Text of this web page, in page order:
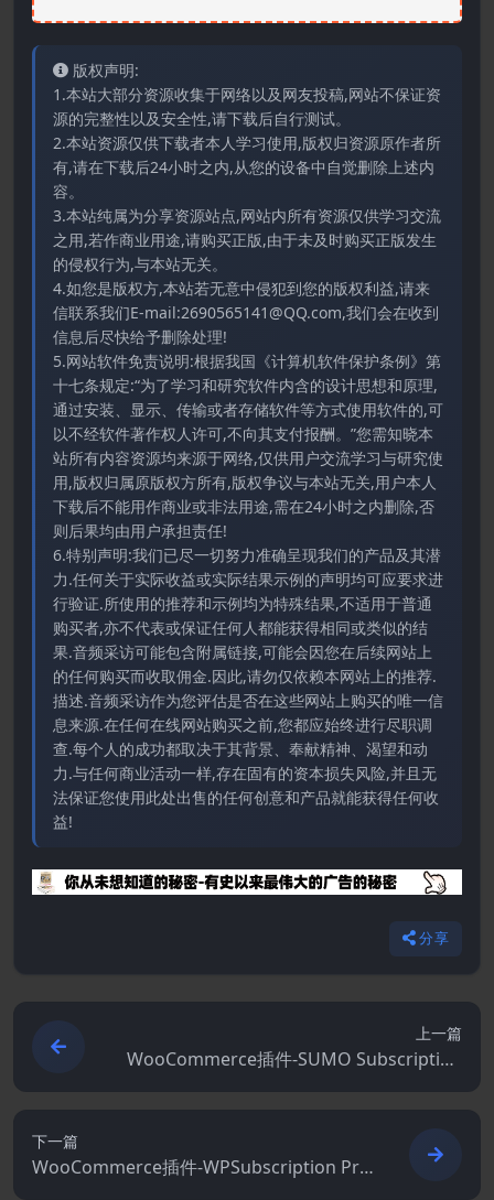
版权声明:
1.本站大部分资源收集于网络以及网友投稿,网站不保证资
源的完整性以及安全性,请下载后自行测试。
2.本站资源仅供下载者本人学习使用,版权归资源原作者所
有,请在下载后24小时之内,从您的设备中自觉删除上述内
容。
3.本站纯属为分享资源站点,网站内所有资源仅供学习交流
之用,若作商业用途,请购买正版,由于未及时购买正版发生
的侵权行为,与本站无关。
4.如您是版权方,本站若无意中侵犯到您的版权利益,请来
信联系我们E-mail:2690565141@QQ.com,我们会在收到
信息后尽快给予删除处理!
5.网站软件免责说明:根据我国《计算机软件保护条例》第
十七条规定:“为了学习和研究软件内含的设计思想和原理,
通过安装、显示、传输或者存储软件等方式使用软件的,可
以不经软件著作权人许可,不向其支付报酬。”您需知晓本
站所有内容资源均来源于网络,仅供用户交流学习与研究使
用,版权归属原版权方所有,版权争议与本站无关,用户本人
下载后不能用作商业或非法用途,需在24小时之内删除,否
则后果均由用户承担责任!
6.特别声明:我们已尽一切努力准确呈现我们的产品及其潜
力.任何关于实际收益或实际结果示例的声明均可应要求进
行验证.所使用的推荐和示例均为特殊结果,不适用于普通
购买者,亦不代表或保证任何人都能获得相同或类似的结
果.音频采访可能包含附属链接,可能会因您在后续网站上
的任何购买而收取佣金.因此,请勿仅依赖本网站上的推荐.
描述.音频采访作为您评估是否在这些网站上购买的唯一信
息来源.在任何在线网站购买之前,您都应始终进行尽职调
查.每个人的成功都取决于其背景、奉献精神、渴望和动
力.与任何商业活动一样,存在固有的资本损失风险,并且无
法保证您使用此处出售的任何创意和产品就能获得任何收
益!
分享
上一篇
WooCommerce插件-SUMO Subscription
s 17.7.0–WooCommerce 订阅系统
下一篇
WooCommerce插件-WPSubscription Pro